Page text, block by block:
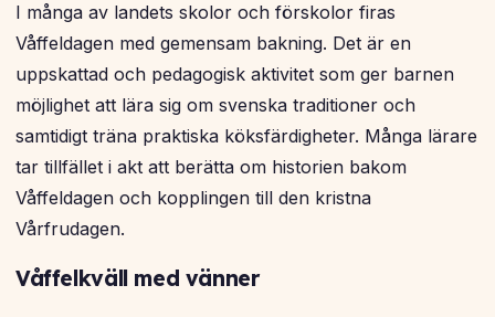
I många av landets skolor och förskolor firas
Våffeldagen med gemensam bakning. Det är en
uppskattad och pedagogisk aktivitet som ger barnen
möjlighet att lära sig om svenska traditioner och
samtidigt träna praktiska köksfärdigheter. Många lärare
tar tillfället i akt att berätta om historien bakom
Våffeldagen och kopplingen till den kristna
Vårfrudagen.
Våffelkväll med vänner